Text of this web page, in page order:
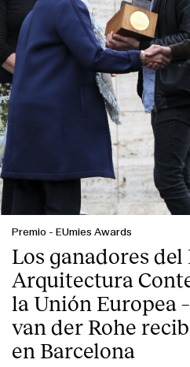
Premio - EUmies Awards
Los ganadores
Arquitectura
la Unión Europea
van der Rohe
en Barcelona